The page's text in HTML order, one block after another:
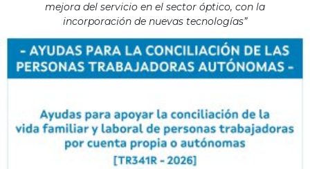
mejora del servicio en el sector óptico, con la
incorporación de nuevas tecnologías”